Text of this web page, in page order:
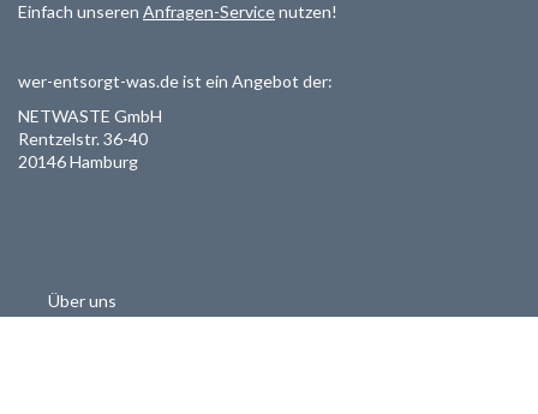
Einfach unseren Anfragen-Servicenutzen!
wer-entsorgt-was.de ist ein Angebot der:
NETWASTE GmbH
Rentzelstr. 36-40
20146 Hamburg
Über uns